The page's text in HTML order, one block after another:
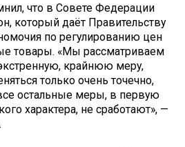
что в Совете Федерации
который даёт Правительству
по регулированию цен
товары. «Мы рассматриваем
крайнюю меру,
только очень точечно,
остальные меры, в первую
характера, не сработают», —